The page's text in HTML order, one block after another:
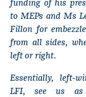
to MEPs and Ms
Fillon for
from all sides,
left or right.
Essentially, left-
LFI, see us as